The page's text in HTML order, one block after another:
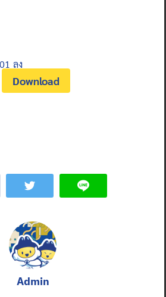
ลง
Download
Admin